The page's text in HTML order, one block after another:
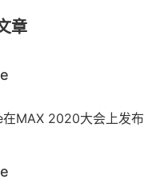
章
MAX 2020大会上发